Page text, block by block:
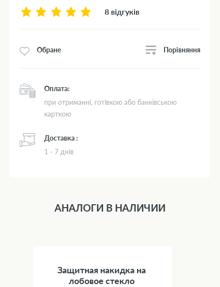
8 відгуків
Обране Порівняння
Оплата:
при отриманні, готівкою або банківською
карткою
Доставка :
1 - 7 днів
АНАЛОГИ В НАЛИЧИИ
Защитная накидка на
лобовое стекло